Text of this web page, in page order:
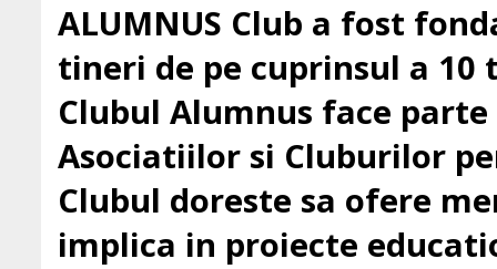
ALUMNUS Club a fost
tineri de pe cuprinsul a 10
Clubul Alumnus face
Asociatiilor si Cluburilor
Clubul doreste sa ofere
implica in proiecte